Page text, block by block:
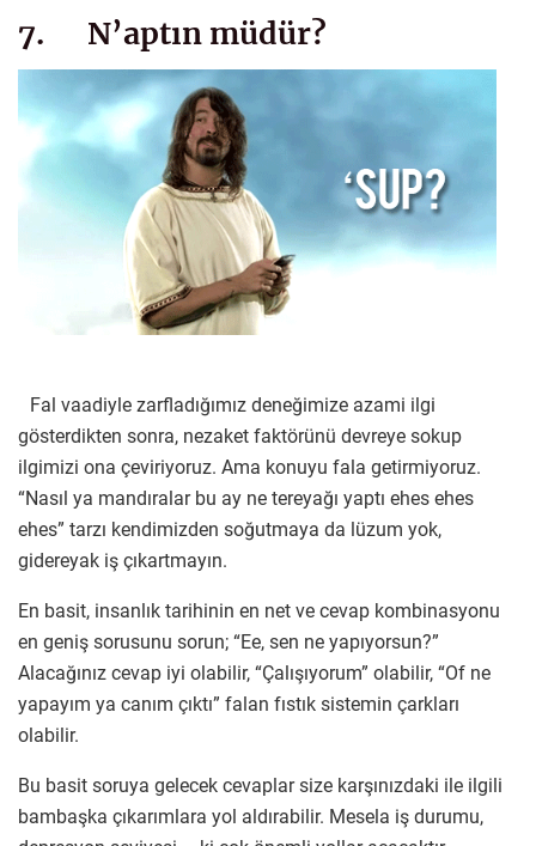
7. N’aptın müdür?
Fal vaadiyle zarfladığımız deneğimize azami ilgi
gösterdikten sonra, nezaket faktörünü devreye sokup
ilgimizi ona çeviriyoruz. Ama konuyu fala getirmiyoruz.
“Nasıl ya mandıralar bu ay ne tereyağı yaptı ehes ehes
ehes” tarzı kendimizden soğutmaya da lüzum yok,
gidereyak iş çıkartmayın.
En basit, insanlık tarihinin en net ve cevap kombinasyonu
en geniş sorusunu sorun; “Ee, sen ne yapıyorsun?”
Alacağınız cevap iyi olabilir, “Çalışıyorum” olabilir, “Of ne
yapayım ya canım çıktı” falan fıstık sistemin çarkları
olabilir.
Bu basit soruya gelecek cevaplar size karşınızdaki ile ilgili
bambaşka çıkarımlara yol aldırabilir. Mesela iş durumu,